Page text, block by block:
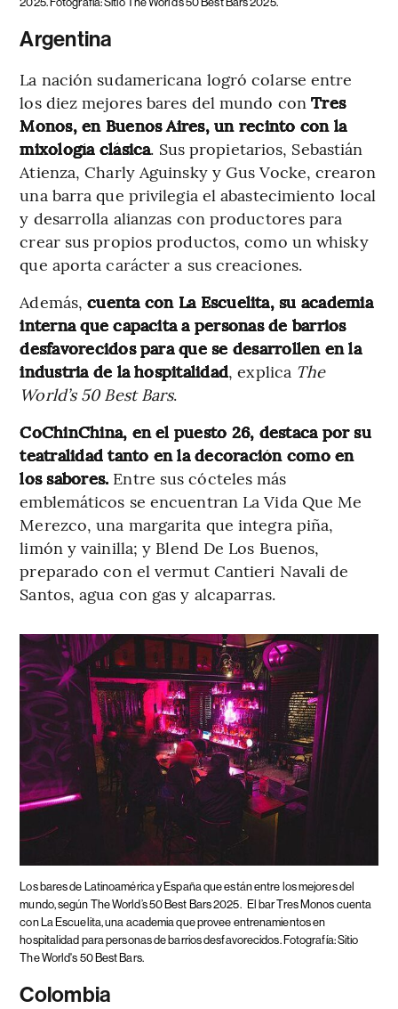
Argentina
La nación sudamericana logró colarse entre
los diez mejores bares del mundo conTres
Monos, en Buenos Aires, un recinto con la
mixología clásica. Sus propietarios, Sebastián
Atienza, Charly Aguinsky y Gus Vocke, crearon
una barra que privilegia el abastecimiento local
y desarrolla alianzas con productores para
crear sus propios productos, como un whisky
que aporta carácter a sus creaciones.
Además,cuenta con La Escuelita, su academia
interna que capacita a personas de barrios
desfavorecidos para que se desarrollen en la
industria de la hospitalidad, explica The
World’s 50 Best Bars.
CoChinChina, en el puesto 26, destaca por su
teatralidad tanto en la decoración como en
los sabores. Entre sus cócteles más
emblemáticos se encuentran La Vida Que Me
Merezco, una margarita que integra piña,
limón y vainilla; y Blend De Los Buenos,
preparado con el vermut Cantieri Navali de
Santos, agua con gas y alcaparras.
Los bares de Latinoamérica y España que están entre los mejores del
mundo, según The World’s 50 Best Bars 2025. El bar Tres Monos cuenta
con La Escuelita, una academia que provee entrenamientos en
hospitalidad para personas de barrios desfavorecidos. Fotografía: Sitio
The World's 50 Best Bars.
Colombia